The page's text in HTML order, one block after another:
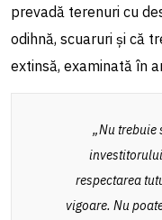
prevadă terenuri cu
odihnă, scuaruri și că
extinsă, examinată în
„Nu trebuie
respectarea
vigoare. Nu